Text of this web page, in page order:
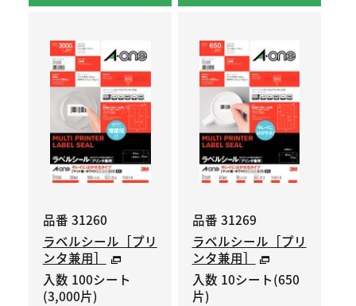
品番 31260
ラベルシール［プリ
ンタ兼用］
入数 100シート
(3,000片)
品番 31269
ラベルシール［プリ
ンタ兼用］
入数 10シート(650
片)